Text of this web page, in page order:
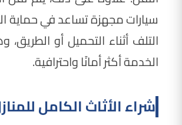
سيارات مجهزة تساعد في حماية
التلف أثناء التحميل أو
الخدمة أكثر أمانًا واحترافية.
شراء الأثاث الكامل